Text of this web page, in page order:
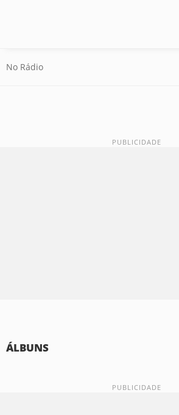
No Rádio
ÁLBUNS